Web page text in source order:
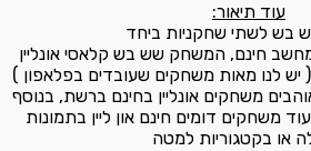
עוד תיאור:
בש לשתי שחקניות ביחד
חינם, המשחק שש בש קלאסי אונליין
יש לנו מאות משחקים שעובדים בפלאפון )
משחקים אונליין בחינם ברשת, בנוסף
משחקים דומים חינם און ליין בתמונות
או בקטגוריות למטה